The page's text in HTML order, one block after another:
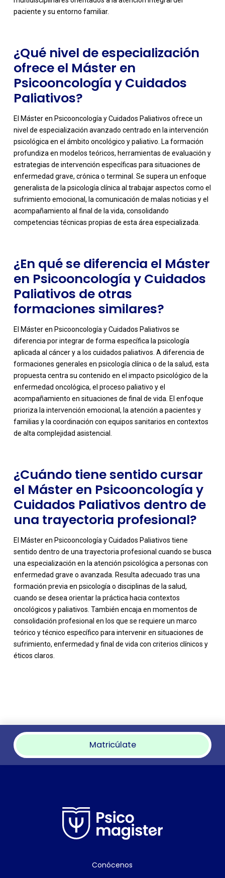
paciente y su entorno familiar.
¿Qué nivel de especialización
ofrece el Máster en
Psicooncología y Cuidados
Paliativos?
El Máster en Psicooncología y Cuidados Paliativos ofrece un
nivel de especialización avanzado centrado en la intervención
psicológica en el ámbito oncológico y paliativo. La formación
profundiza en modelos teóricos, herramientas de evaluación y
estrategias de intervención específicas para situaciones de
enfermedad grave, crónica o terminal. Se supera un enfoque
generalista de la psicología clínica al trabajar aspectos como el
sufrimiento emocional, la comunicación de malas noticias y el
acompañamiento al final de la vida, consolidando
competencias técnicas propias de esta área especializada.
-
¿En qué se diferencia el Máster
en Psicooncología y Cuidados
Paliativos de otras
formaciones similares?
El Máster en Psicooncología y Cuidados Paliativos se
diferencia por integrar de forma específica la psicología
aplicada al cáncer y a los cuidados paliativos. A diferencia de
formaciones generales en psicología clínica o de la salud, esta
propuesta centra su contenido en el impacto psicológico de la
enfermedad oncológica, el proceso paliativo y el
acompañamiento en situaciones de final de vida. El enfoque
prioriza la intervención emocional, la atención a pacientes y
familias y la coordinación con equipos sanitarios en contextos
de alta complejidad asistencial.
-
¿Cuándo tiene sentido cursar
el Máster en Psicooncología y
Cuidados Paliativos dentro de
una trayectoria profesional?
El Máster en Psicooncología y Cuidados Paliativos tiene
sentido dentro de una trayectoria profesional cuando se busca
una especialización en la atención psicológica a personas con
enfermedad grave o avanzada. Resulta adecuado tras una
formación previa en psicología o disciplinas de la salud,
cuando se desea orientar la práctica hacia contextos
oncológicos y paliativos. También encaja en momentos de
consolidación profesional en los que se requiere un marco
teórico y técnico específico para intervenir en situaciones de
sufrimiento, enfermedad y final de vida con criterios clínicos y
éticos claros.
Matricúlate
Conócenos